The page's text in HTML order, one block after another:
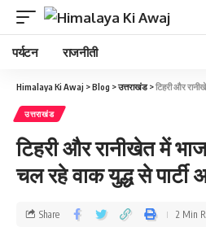
पर्यटन राजनीती
Himalaya Ki Awaj >Blog >उत्तराखंड>टिहरी और रानीखेत
उत्तराखंड
टिहरी और रानीखेत में
चल रहे वाक युद्ध से
Share 2 Min